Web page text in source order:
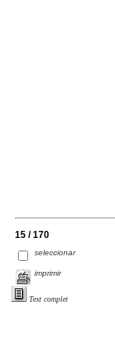
15 / 170
seleccionar
imprimir
Text complet